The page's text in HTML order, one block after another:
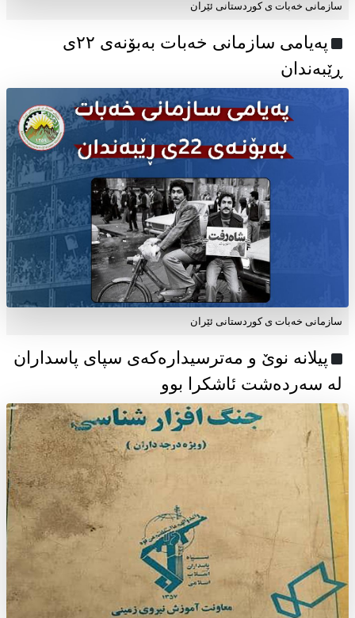
سازمانی خەبات ی کوردستانی ئێران
پەیامی سازمانی خەبات بەبۆنەی ۲۲ی
ڕێبەندان
سازمانی خەبات ی كوردستانی ئێران
پیلانە نوێ و مەترسیدارەکەی سپای پاسداران
لە سەردەشت ئاشکرا بوو